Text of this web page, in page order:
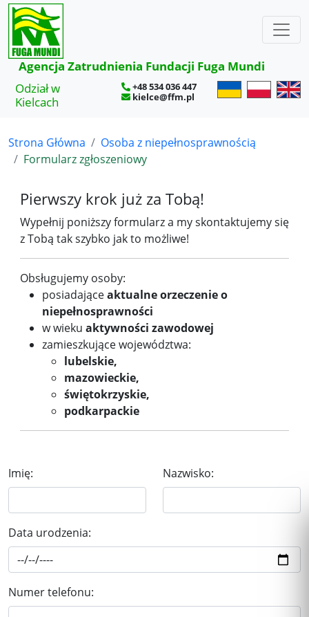
×
Agencja Zatrudnienia Fundacji Fuga Mundi
Odział w
Kielcach
+48 534 036 447
kielce@ffm.pl
Strona Główna
Osoba z niepełnosprawnością
Formularz zgłoszeniowy
Pierwszy krok już za Tobą!
Wypełnij poniższy formularz a my skontaktujemy się
z Tobą tak szybko jak to możliwe!
Obsługujemy osoby:
posiadająceaktualne orzeczenie o
niepełnosprawności
w wieku aktywności zawodowej
zamieszkujące województwa:
lubelskie,
mazowieckie,
świętokrzyskie,
podkarpackie
Imię: Nazwisko:
Data urodzenia:
Numer telefonu: